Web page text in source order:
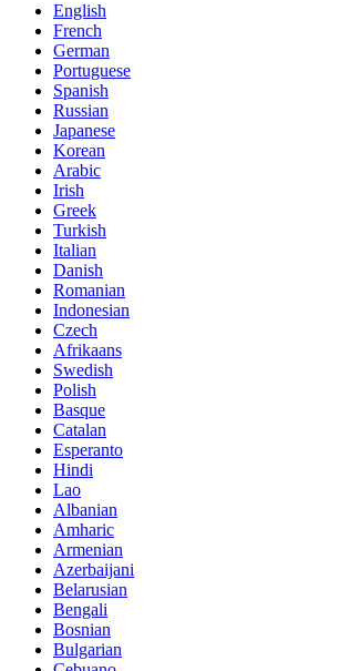
English
French
German
Portuguese
Spanish
Russian
Japanese
Korean
Arabic
Irish
Greek
Turkish
Italian
Danish
Romanian
Indonesian
Czech
Afrikaans
Swedish
Polish
Basque
Catalan
Esperanto
Hindi
Lao
Albanian
Amharic
Armenian
Azerbaijani
Belarusian
Bengali
Bosnian
Bulgarian